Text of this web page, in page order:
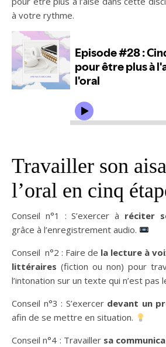
à votre rythme.
Travailler son
l’oral en cinq
Conseil n°1 : S’exercer à réciter
grâce à l’enregistrement audio.
Conseil n°2 : Faire de la lecture à
littéraires (fiction ou non) pour
l’intonation sur un texte qui n’est pas
Conseil n°3 : S’exercerdevant un
afin de se mettre en situation.
Conseil n°4 : Travaillersa